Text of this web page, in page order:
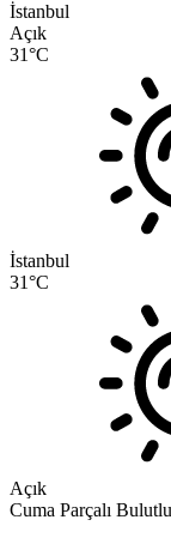
İstanbul
Açık
31°C
İstanbul
31°C
Açık
Cuma Parçalı Bulutlu